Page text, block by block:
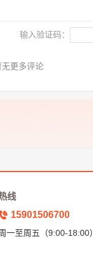
输入验证码：
无更多评论
线
15901506700
一至周五（9:00-18:00）